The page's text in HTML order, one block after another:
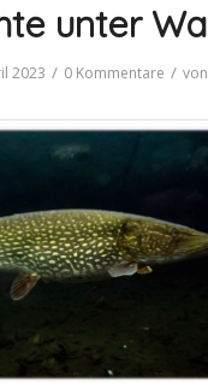
unter
2023 / 0 Kommentare / von